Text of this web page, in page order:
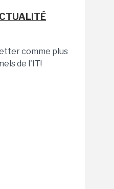
comme plus
de l'IT!